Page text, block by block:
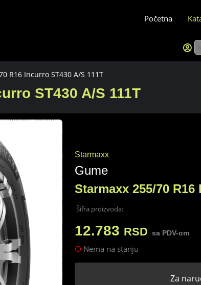
Početna
R16 Incurro ST430 A/S 111T
ST430 A/S 111T
Starmaxx
Gume
Starmaxx 255/70 R16
Šifra proizvoda:
12.783 RSD sa PDV-om
Nema na stanju
Za